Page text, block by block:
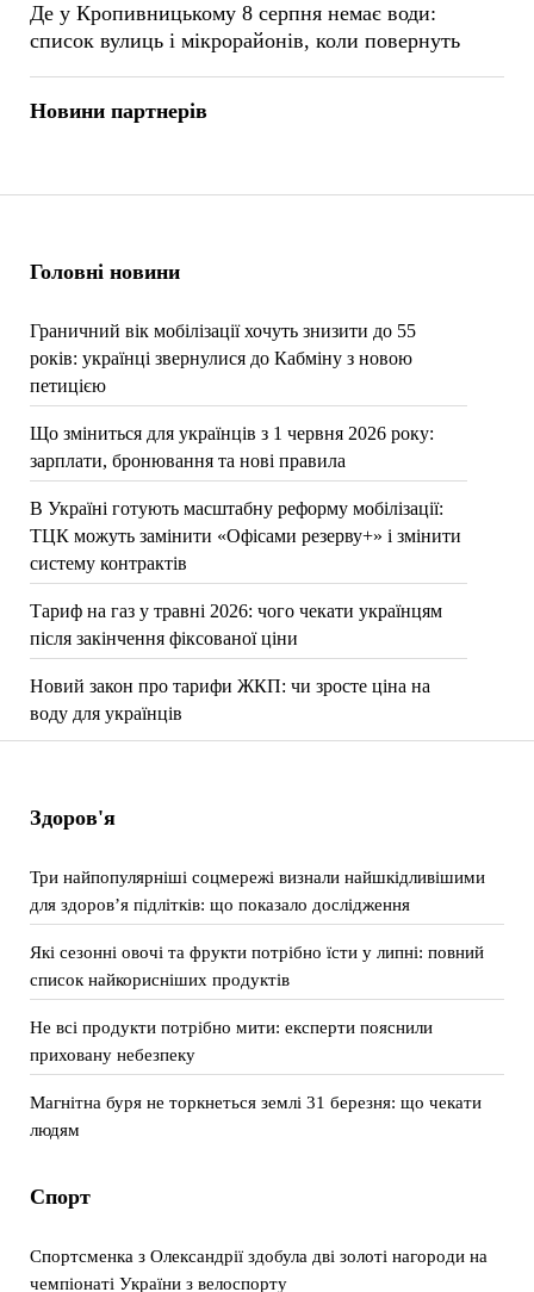
Головні новини
Граничний вік мобілізації хочуть знизити до 55
років: українці звернулися до Кабміну з новою
петицією
Що зміниться для українців з 1 червня 2026 року:
зарплати, бронювання та нові правила
В Україні готують масштабну реформу мобілізації:
ТЦК можуть замінити «Офісами резерву+» і змінити
систему контрактів
Тариф на газ у травні 2026: чого чекати українцям
після закінчення фіксованої ціни
Новий закон про тарифи ЖКП: чи зросте ціна на
воду для українців
Де у Кропивницькому 8 серпня немає води:
список вулиць і мікрорайонів, коли повернуть
Новини партнерів
Здоров'я
Три найпопулярніші соцмережі визнали найшкідливішими
для здоров’я підлітків: що показало дослідження
Які сезонні овочі та фрукти потрібно їсти у липні: повний
список найкорисніших продуктів
Не всі продукти потрібно мити: експерти пояснили
приховану небезпеку
Магнітна буря не торкнеться землі 31 березня: що чекати
людям
Спорт
Спортсменка з Олександрії здобула дві золоті нагороди на
чемпіонаті України з велоспорту